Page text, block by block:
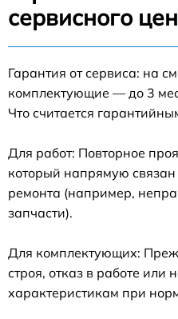
сервисного
Гарантия от сервиса: на
комплектующие — до 3
Что считается
Для работ: Повторное
который напрямую связан
ремонта (например,
запчасти).
Для комплектующих:
строя, отказ в работе или
характеристикам при